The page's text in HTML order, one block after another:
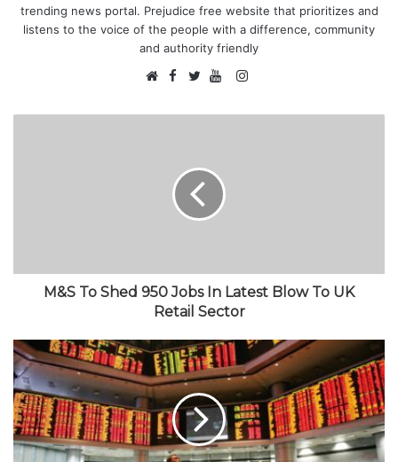
trending news portal. Prejudice free website that prioritizes and
listens to the voice of the people with a difference, community
and authority friendly
e
F
c
o
o
k
w
t
e
r
o
b
e
I
s
M&S To Shed 950 Jobs In Latest Blow To UK
Retail Sector